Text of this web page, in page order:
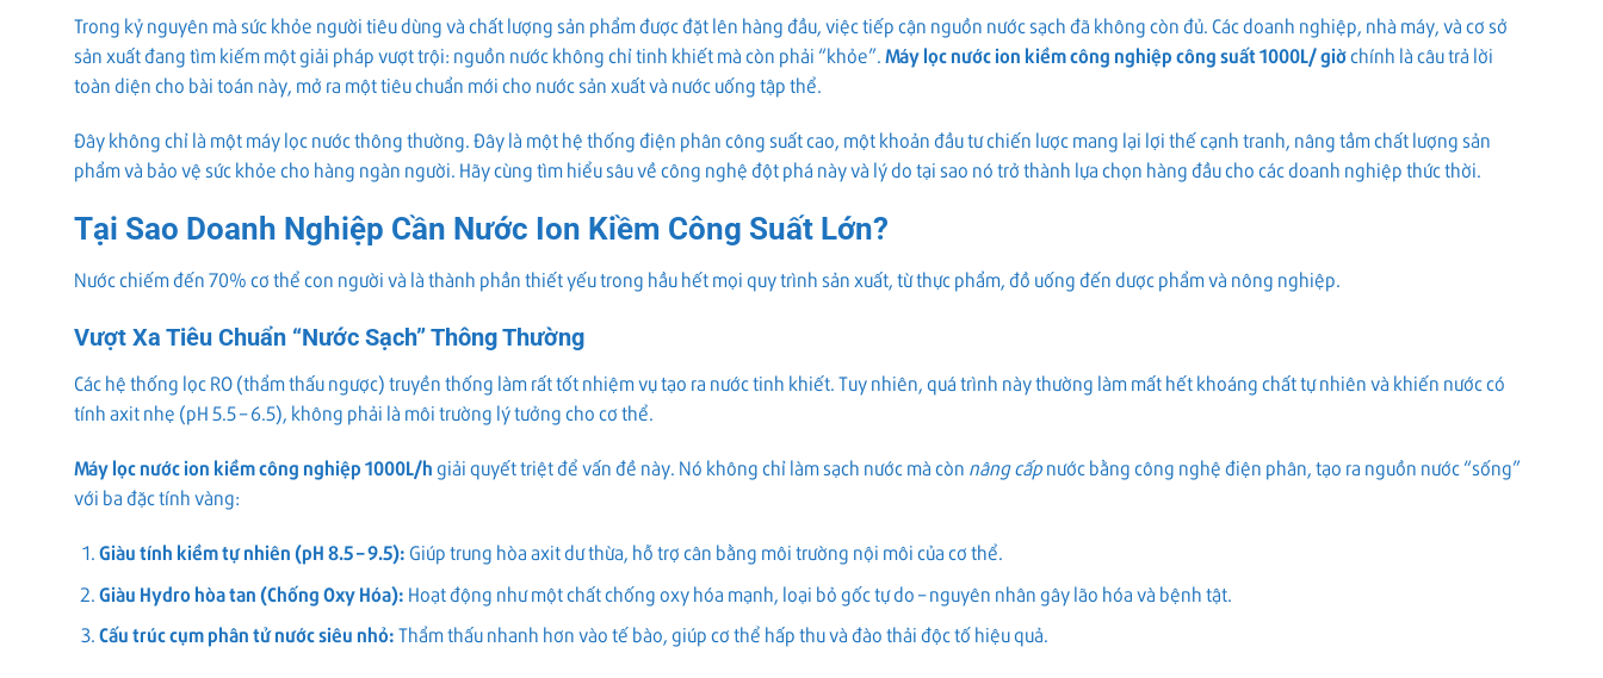
Trong kỷ nguyên mà sức khỏe người tiêu dùng và chất lượng sản phẩm được đặt lên hàng đầu, việc tiếp cận nguồn nước sạch đã không còn đủ. Các doanh nghiệp, nhà máy, và cơ sở
sản xuất đang tìm kiếm một giải pháp vượt trội: nguồn nước không chỉ tinh khiết mà còn phải “khỏe”.Máy lọc nước ion kiềm công nghiệp công suất 1000L/ giờchính là câu trả lời
toàn diện cho bài toán này, mở ra một tiêu chuẩn mới cho nước sản xuất và nước uống tập thể.
Đây không chỉ là một máy lọc nước thông thường. Đây là một hệ thống điện phân công suất cao, một khoản đầu tư chiến lược mang lại lợi thế cạnh tranh, nâng tầm chất lượng sản
phẩm và bảo vệ sức khỏe cho hàng ngàn người. Hãy cùng tìm hiểu sâu về công nghệ đột phá này và lý do tại sao nó trở thành lựa chọn hàng đầu cho các doanh nghiệp thức thời.
Tại Sao Doanh Nghiệp Cần Nước Ion Kiềm Công Suất Lớn?
Nước chiếm đến 70% cơ thể con người và là thành phần thiết yếu trong hầu hết mọi quy trình sản xuất, từ thực phẩm, đồ uống đến dược phẩm và nông nghiệp.
Vượt Xa Tiêu Chuẩn “Nước Sạch” Thông Thường
Các hệ thống lọc RO (thẩm thấu ngược) truyền thống làm rất tốt nhiệm vụ tạo ra nước tinh khiết. Tuy nhiên, quá trình này thường làm mất hết khoáng chất tự nhiên và khiến nước có
tính axit nhẹ (pH 5.5 – 6.5), không phải là môi trường lý tưởng cho cơ thể.
Máy lọc nước ion kiềm công nghiệp 1000L/hgiải quyết triệt để vấn đề này. Nó không chỉ làm sạch nước mà còn nâng cấpnước bằng công nghệ điện phân, tạo ra nguồn nước “sống”
với ba đặc tính vàng:
Giàu tính kiềm tự nhiên (pH 8.5 – 9.5): Giúp trung hòa axit dư thừa, hỗ trợ cân bằng môi trường nội môi của cơ thể.
Giàu Hydro hòa tan (Chống Oxy Hóa): Hoạt động như một chất chống oxy hóa mạnh, loại bỏ gốc tự do – nguyên nhân gây lão hóa và bệnh tật.
Cấu trúc cụm phân tử nước siêu nhỏ:Thẩm thấu nhanh hơn vào tế bào, giúp cơ thể hấp thu và đào thải độc tố hiệu quả.